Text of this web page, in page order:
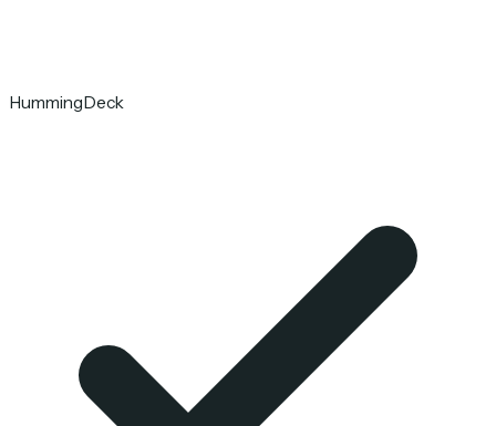
HummingDeck